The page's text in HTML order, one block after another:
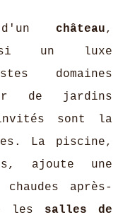
château,
un luxe
domaines
de jardins
sont la
La piscine,
ajoute une
après-
les salles de